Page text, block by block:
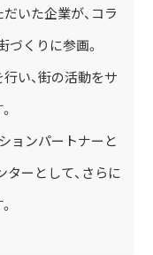
いた企業が、コラ
くりに参画。
い、街の活動をサ
ョンパートナーと
ターとして、さらに